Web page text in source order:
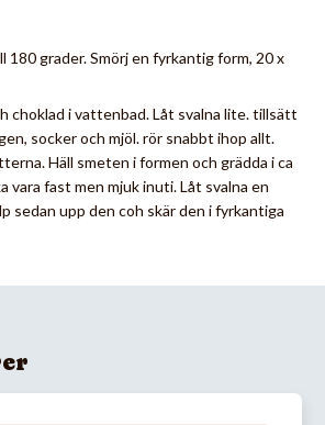
180 grader. Smörj en fyrkantig form, 20 x
choklad i vattenbad. Låt svalna lite. tillsätt
socker och mjöl. rör snabbt ihop allt.
Häll smeten i formen och grädda i ca
vara fast men mjuk inuti. Låt svalna en
sedan upp den coh skär den i fyrkantiga